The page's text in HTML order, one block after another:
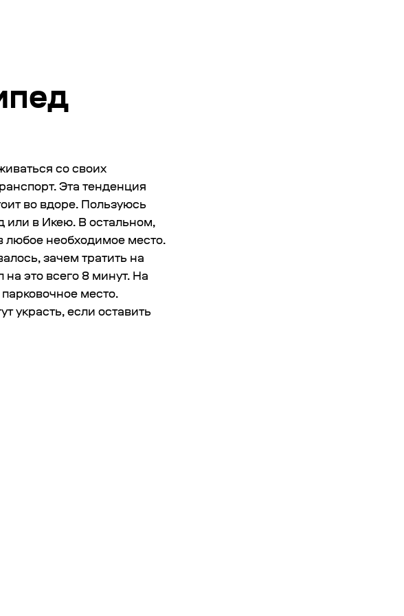
со своих
Эта тенденция
во вдоре. Пользуюсь
или в Икею. В остальном,
любое необходимое место.
зачем тратить на
на это всего 8 минут. На
место.
украсть, если оставить